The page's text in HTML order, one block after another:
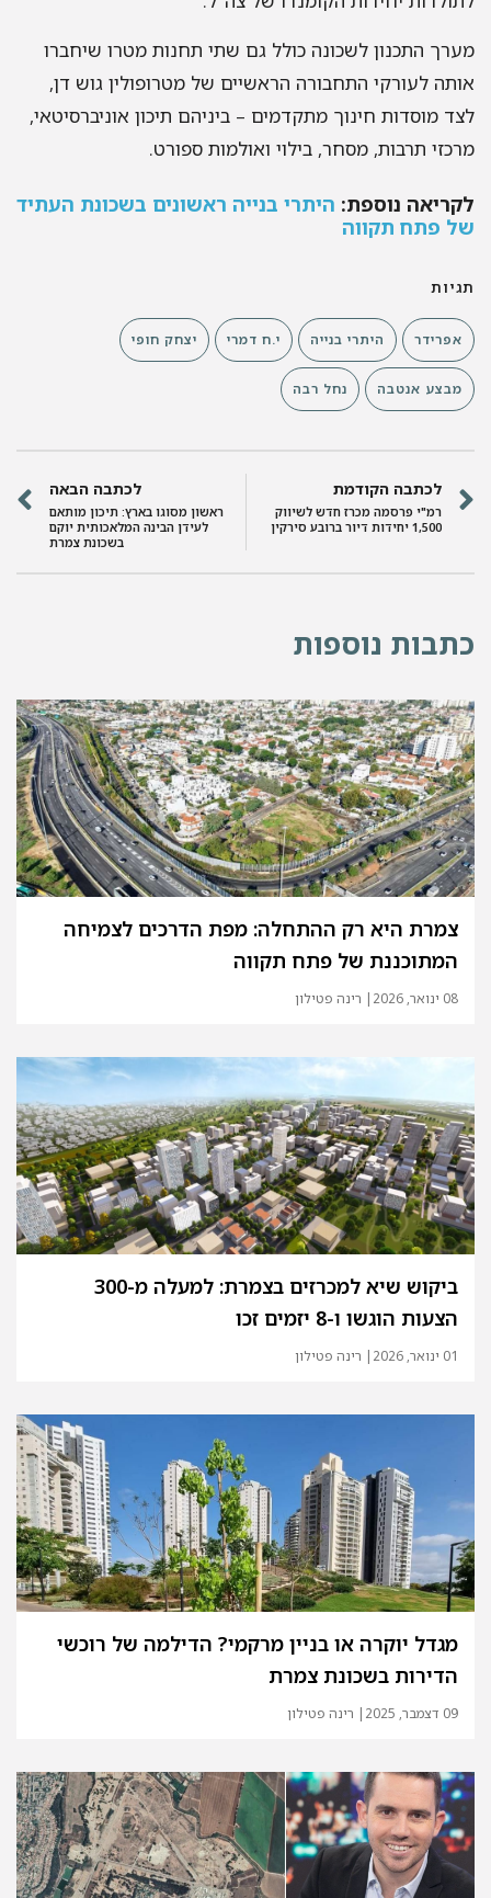
מערך התכנון לשכונה כולל גם שתי תחנות מטרו שיחברו
אותה לעורקי התחבורה הראשיים של מטרופולין גוש דן,
לצד מוסדות חינוך מתקדמים – ביניהם תיכון אוניברסיטאי,
מרכזי תרבות, מסחר, בילוי ואולמות ספורט.
לקריאה נוספת: היתרי בנייה ראשונים בשכונת העתיד
של פתח תקווה
תגיות
אפרידר היתרי בנייה י.ח דמרי יצחק חופי
מבצע אנטבה נחל רבה
לכתבה הקודמת
רמ"י פרסמה מכרז חדש לשיווק
1,500 יחידות דיור ברובע סירקין
לכתבה הבאה
ראשון מסוגו בארץ: תיכון מותאם
לעידן הבינה המלאכותית יוקם
בשכונת צמרת
כתבות נוספות
צמרת היא רק ההתחלה: מפת הדרכים לצמיחה
המתוכננת של פתח תקווה
08 ינואר, 2026 | רינה פטילון
ביקוש שיא למכרזים בצמרת: למעלה מ-300
הצעות הוגשו ו-8 יזמים זכו
01 ינואר, 2026 | רינה פטילון
מגדל יוקרה או בניין מרקמי? הדילמה של רוכשי
הדירות בשכונת צמרת
09 דצמבר, 2025 | רינה פטילון